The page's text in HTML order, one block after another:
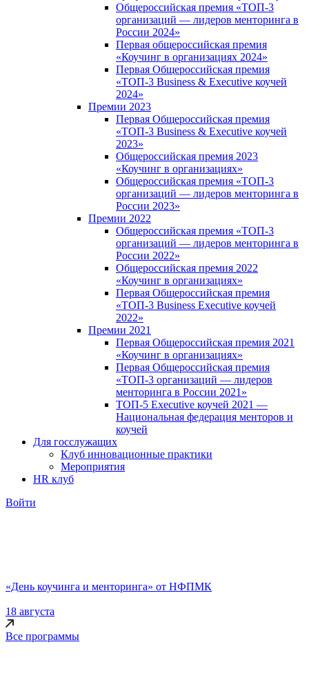
Общероссийская премия «ТОП-3
организаций — лидеров менторинга в
России 2024»
Первая общероссийская премия
«Коучинг в организациях 2024»
Первая Общероссийская премия
«ТОП-3 Business & Executive коучей
2024»
Премии 2023
Первая Общероссийская премия
«ТОП-3 Business & Executive коучей
2023»
Общероссийская премия 2023
«Коучинг в организациях»
Общероссийская премия «ТОП-3
организаций — лидеров менторинга в
России 2023»
Премии 2022
Общероссийская премия «ТОП-3
организаций — лидеров менторинга в
России 2022»
Общероссийская премия 2022
«Коучинг в организациях»
Первая Общероссийская премия
«ТОП-3 Business Executive коучей
2022»
Премии 2021
Первая Общероссийская премия 2021
«Коучинг в организациях»
Первая Общероссийская премия
«ТОП-3 организаций — лидеров
менторинга в России 2021»
ТОП-5 Executive коучей 2021 —
Национальная федерация менторов и
коучей
Для госслужащих
Клуб инновационные практики
Мероприятия
HR клуб
Войти
«День коучинга и менторинга» от НФПМК
18 августа
Все программы